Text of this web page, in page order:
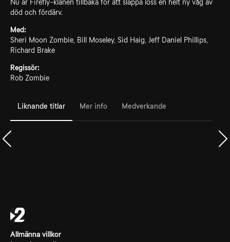
Nu är Firefly-klanen tillbaka för att släppa loss en helt ny våg av
död och fördärv.
Med:
Sheri Moon Zombie, Bill Moseley, Sid Haig, Jeff Daniel Phillips,
Richard Brake
Regissör:
Rob Zombie
Liknande titlar Mer info Medverkande
Allmänna villkor